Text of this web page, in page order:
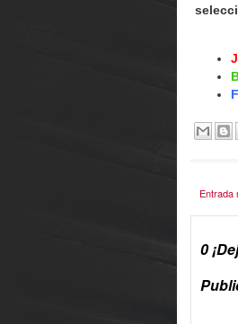
Entrada
0